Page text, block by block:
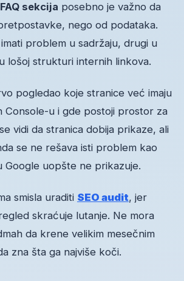
sekcija posebno je važno da
nego od podataka.
problem u sadržaju, drugi u
lošoj strukturi internih linkova.
pogledao koje stranice već imaju
Console-u i gde postoji prostor za
vidi da stranica dobija prikaze, ali
se ne rešava isti problem kao
Google uopšte ne prikazuje.
smisla uraditi SEO audit, jer
skraćuje lutanje. Ne mora
da krene velikim mesečnim
zna šta ga najviše koči.